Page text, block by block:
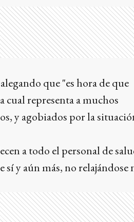
que "es hora de que
cual representa a muchos
y agobiados por la
a todo el personal de
y aún más, no relajándose